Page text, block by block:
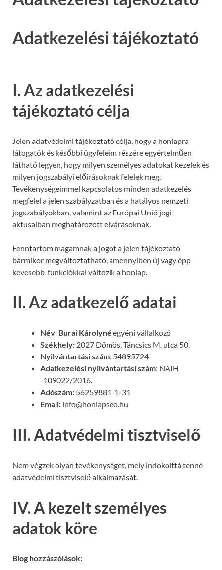
Adatkezelési tájékoztató
I. Az adatkezelési
tájékoztató célja
Jelen adatvédelmi tájékoztató célja, hogy a honlapra
látogatók és későbbi ügyfeleim részére egyértelműen
látható legyen, hogy milyen személyes adatokat kezelek és
milyen jogszabályi előírásoknak felelek meg.
Tevékenységeimmel kapcsolatos minden adatkezelés
megfelel a jelen szabályzatban és a hatályos nemzeti
jogszabályokban, valamint az Európai Unió jogi
aktusaiban meghatározott elvárásoknak.
Fenntartom magamnak a jogot a jelen tájékoztató
bármikor megváltoztatható, amennyiben új vagy épp
kevesebb funkciókkal változik a honlap.
II. Az adatkezelő adatai
Név: Burai Károlyné egyéni vállalkozó
Székhely: 2027 Dömös, Táncsics M. utca 50.
Nyilvántartási szám: 54895724
Adatkezelési nyilvántartási szám: NAIH
-109022/2016.
Adószám: 56259881-1-31
Email: info@honlapseo.hu
III. Adatvédelmi tisztviselő
Nem végzek olyan tevékenységet, mely indokolttá tenné
adatvédelmi tisztviselő alkalmazását.
IV. A kezelt személyes
adatok köre
Blog hozzászólások: